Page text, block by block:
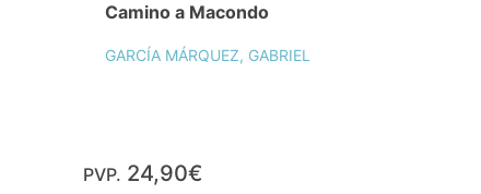
Camino a Macondo
GARCÍA MÁRQUEZ, GABRIEL
PVP. 24,90€